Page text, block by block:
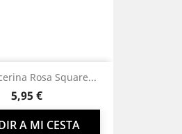
Rosa Square...
Precio
5,95 €
A MI CESTA